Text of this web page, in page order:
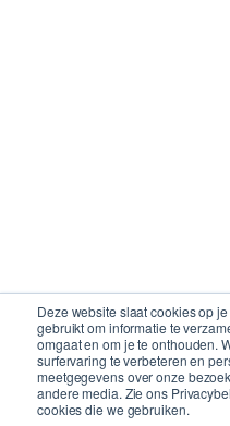
Deze website slaat cookies op
gebruikt om informatie te
omgaat en om je te onthouden.
surfervaring te verbeteren en
meetgegevens over onze
andere media. Zie ons
cookies die we gebruiken.